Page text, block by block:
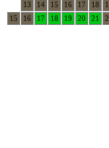
13 14 15 16 17 18
15 16 17 18 19 20 21